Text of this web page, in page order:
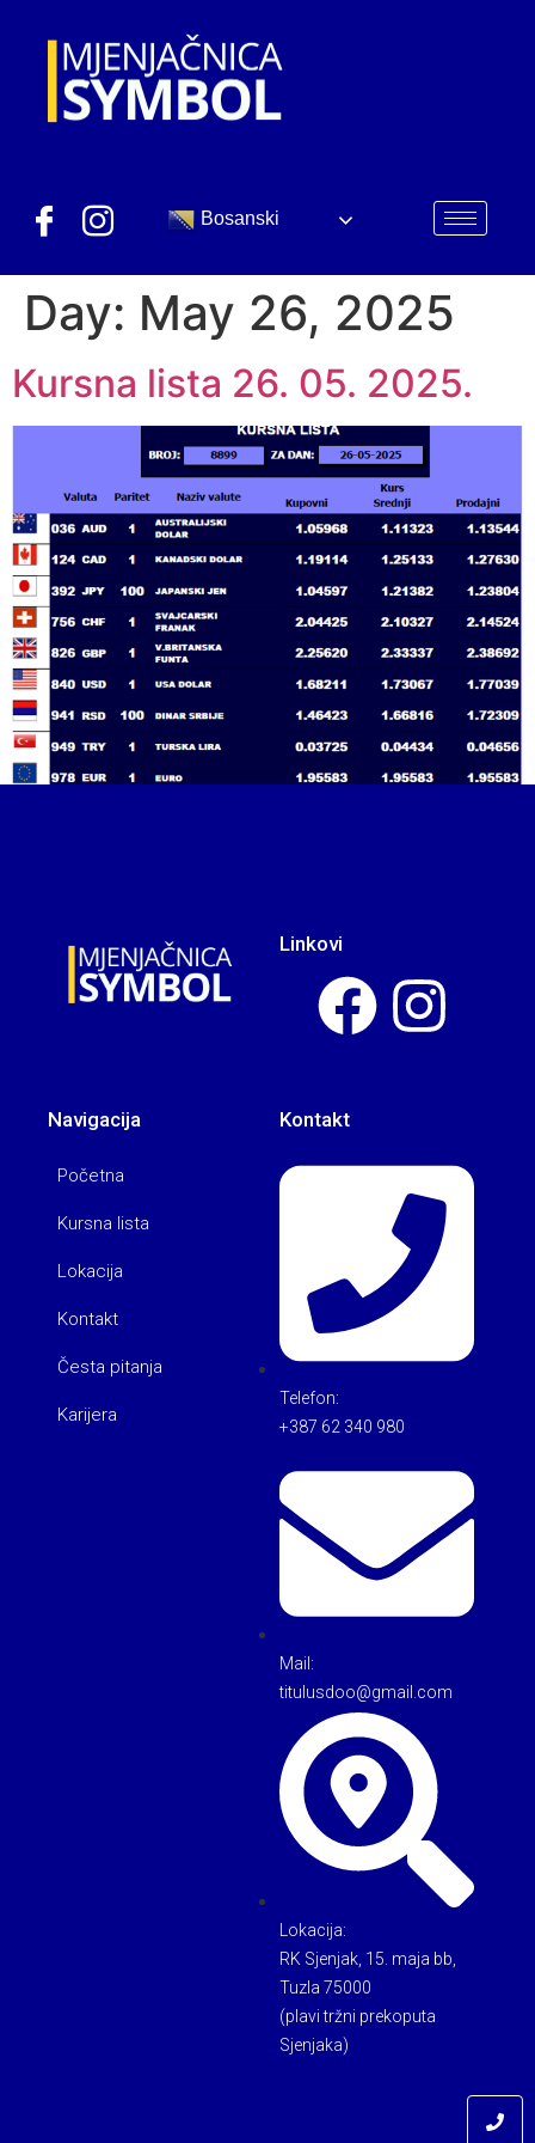
Bosanski
Day: May 26, 2025
Kursna lista 26. 05. 2025.
Linkovi
Navigacija
Početna
Kursna lista
Lokacija
Kontakt
Česta pitanja
Karijera
Kontakt
Telefon:
+387 62 340 980
Mail:
titulusdoo@gmail.com
Lokacija:
RK Sjenjak, 15. maja bb,
Tuzla 75000
(plavi tržni prekoputa
Sjenjaka)